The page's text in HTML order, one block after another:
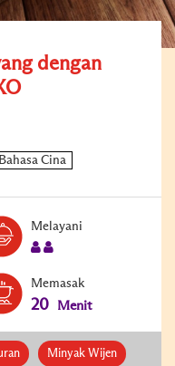
dengan
Melayani
Memasak
20 Menit
Minyak Wijen